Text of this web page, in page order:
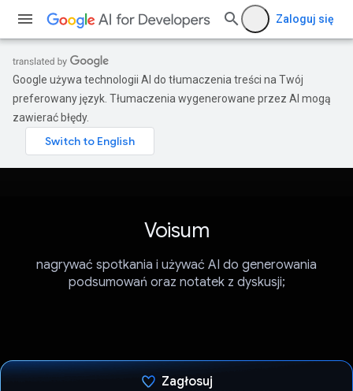
Zaloguj się
Google używa technologii AI do tłumaczenia treści na Twój
preferowany język. Tłumaczenia wygenerowane przez AI mogą
zawierać błędy.
Voisum
nagrywać spotkania i używać AI do generowania
podsumowań oraz notatek z dyskusji;
Zagłosuj